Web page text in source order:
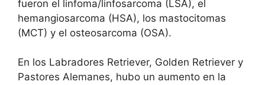
fueron el linfoma/linfosarcoma (LSA), el
hemangiosarcoma (HSA), los mastocitomas
(MCT) y el osteosarcoma (OSA).
En los Labradores Retriever, Golden Retriever y
Pastores Alemanes, hubo un aumento en la